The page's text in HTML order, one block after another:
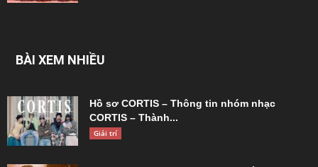
BÀI XEM NHIỀU
Hồ sơ CORTIS – Thông tin nhóm nhạc
CORTIS – Thành...
Giải trí